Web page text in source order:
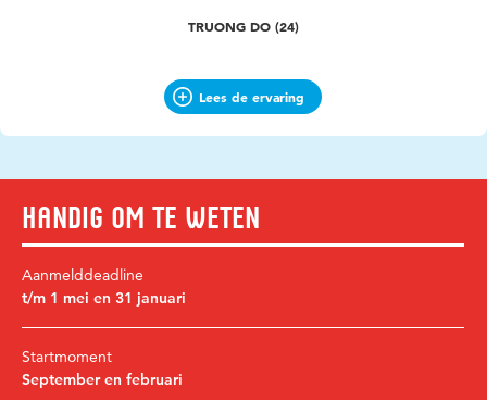
TRUONG DO (24)
Lees de ervaring
Handig om te weten
Aanmelddeadline
t/m 1 mei en 31 januari
Startmoment
September en februari